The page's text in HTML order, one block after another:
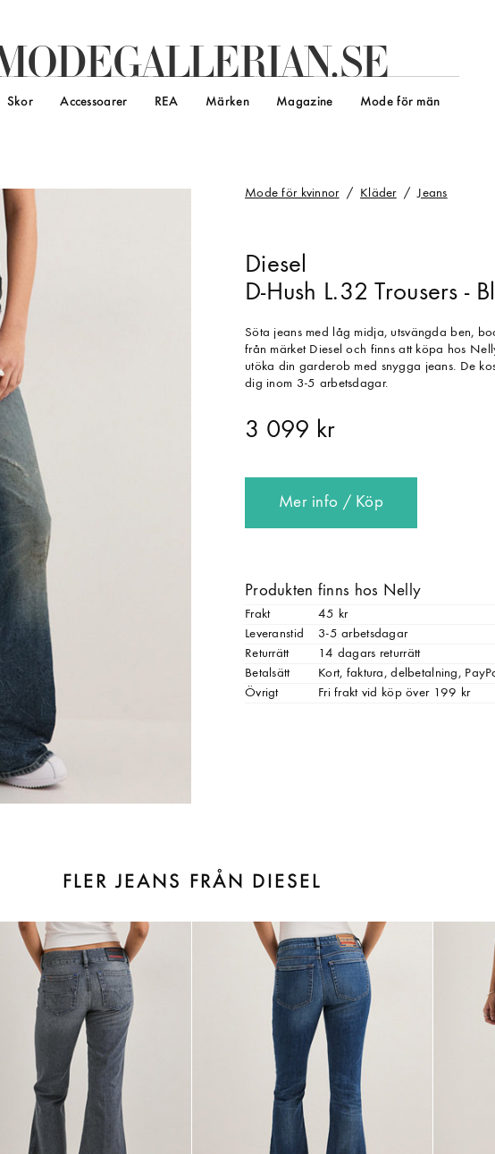
ODEGALLERIAN.SE
Skor Accessoarer REA Märken Magazine Mode för män
Mode för kvinnor Kläder Jeans
Diesel
D-Hush L.32 Trousers -
Söta jeans med låg midja, utsvängda ben,
från märket Diesel och finns att köpa hos
utöka din garderob med snygga jeans. De
dig inom 3-5 arbetsdagar.
3 099 kr
Mer info / Köp
Produkten finns hos Nelly
Frakt
45 kr
Leveranstid
3-5 arbetsdagar
Returrätt
14 dagars returrätt
Betalsätt
Kort, faktura, delbetalning,
Övrigt
Fri frakt vid köp över 199 kr
FLER JEANS FRÅN DIESEL